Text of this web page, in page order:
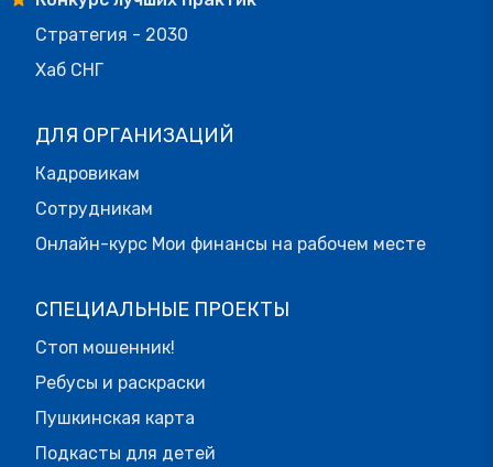
Стратегия - 2030
Хаб СНГ
ДЛЯ ОРГАНИЗАЦИЙ
Кадровикам
Сотрудникам
Онлайн-курс Мои финансы на рабочем месте
СПЕЦИАЛЬНЫЕ ПРОЕКТЫ
Стоп мошенник!
Ребусы и раскраски
Пушкинская карта
Подкасты для детей